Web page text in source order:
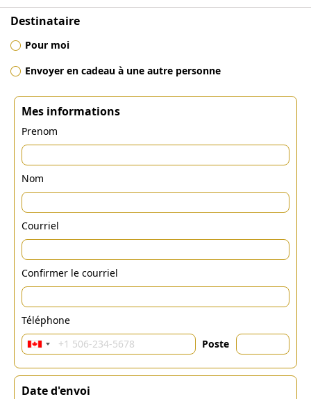
Destinataire
Pour moi
Envoyer en cadeau à une autre personne
Mes informations
Prenom
Nom
Courriel
Confirmer le courriel
Téléphone
Poste
Date d'envoi